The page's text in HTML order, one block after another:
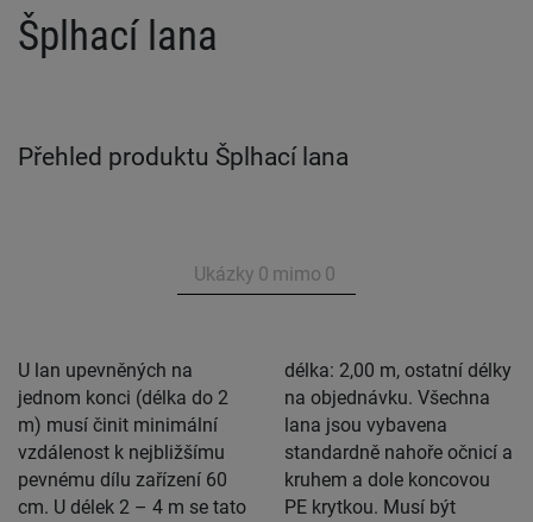
Šplhací lana
Přehled produktu Šplhací lana
Ukázky 0 mimo 0
U lan upevněných na
jednom konci (délka do 2
m) musí činit minimální
vzdálenost k nejbližšímu
pevnému dílu zařízení 60
cm. U délek 2 – 4 m se tato
délka: 2,00 m, ostatní délky
na objednávku. Všechna
lana jsou vybavena
standardně nahoře očnicí a
kruhem a dole koncovou
PE krytkou. Musí být